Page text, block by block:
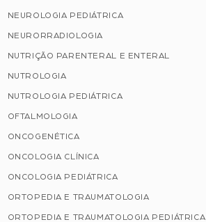
NEUROLOGIA PEDIÁTRICA
NEURORRADIOLOGIA
NUTRIÇÃO PARENTERAL E ENTERAL
NUTROLOGIA
NUTROLOGIA PEDIÁTRICA
OFTALMOLOGIA
ONCOGENÉTICA
ONCOLOGIA CLÍNICA
ONCOLOGIA PEDIÁTRICA
ORTOPEDIA E TRAUMATOLOGIA
ORTOPEDIA E TRAUMATOLOGIA PEDIÁTRICA